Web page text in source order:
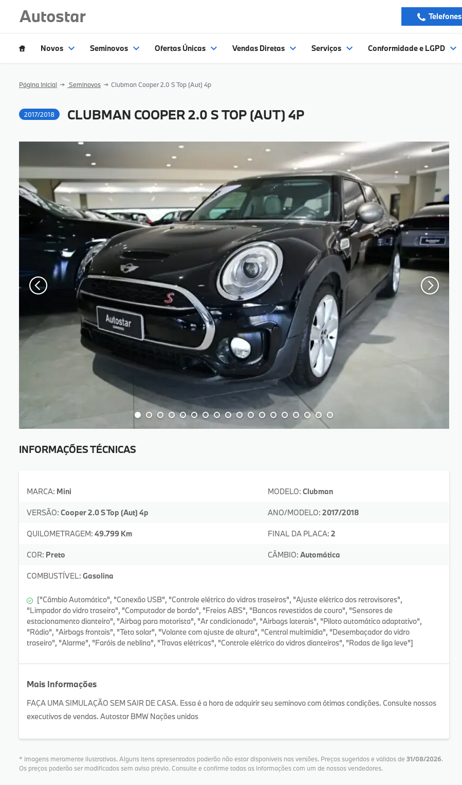
Telefones
Novos Seminovos Ofertas Únicas Vendas Diretas Serviços Conformidade e LGPD
Página Inicial Seminovos Clubman Cooper 2.0 S Top (Aut) 4p
2017/2018 CLUBMAN COOPER 2.0 S TOP (AUT) 4P
INFORMAÇÕES TÉCNICAS
MARCA: Mini MODELO: Clubman
VERSÃO: Cooper 2.0 S Top (Aut) 4p ANO/MODELO: 2017/2018
QUILOMETRAGEM: 49.799 Km FINAL DA PLACA: 2
COR: Preto CÂMBIO: Automática
COMBUSTÍVEL: Gasolina
["Câmbio Automático", "Conexão USB", "Controle elétrico do vidros traseiros", "Ajuste elétrico dos retrovisores",
"Limpador do vidro traseiro", "Computador de bordo", "Freios ABS", "Bancos revestidos de couro", "Sensores de
estacionamento dianteiro", "Airbag para motorista", "Ar condicionado", "Airbags laterais", "Piloto automático adaptativo",
"Rádio", "Airbags frontais", "Teto solar", "Volante com ajuste de altura", "Central multimídia", "Desembaçador do vidro
traseiro", "Alarme", "Faróis de neblina", "Travas elétricas", "Controle elétrico do vidros dianteiros", "Rodas de liga leve"]
Mais Informações
FAÇA UMA SIMULAÇÃO SEM SAIR DE CASA. Essa é a hora de adquirir seu seminovo com ótimas condições. Consulte nossos
executivos de vendas. Autostar BMW Nações unidas
* Imagens meramente ilustrativas. Alguns itens apresentados poderão não estar disponíveis nas versões. Preços sugeridos e válidos de 31/08/2026.
Os preços poderão ser modificados sem aviso prévio. Consulte e confirme todas as informações com um de nossos vendedores.